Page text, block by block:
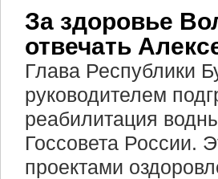
За здоровье
отвечать
Глава Республики
руководителем
реабилитация
Госсовета России.
проектами